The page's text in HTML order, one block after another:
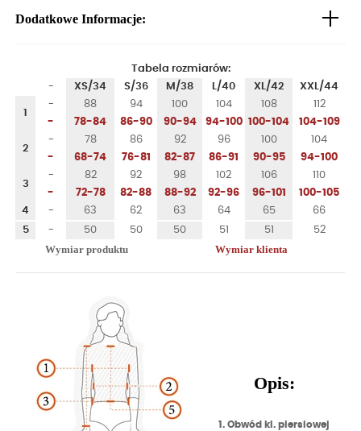
Dodatkowe Informacje:
Tabela rozmiarów:
-
XS/34 S/36 M/38 L/40 XL/42 XXL/44
- 88 94 100 104 108
112
-
78-84 86-90 90-94 94-100 100-104 104-109
2
- 78 86 92 96 100
104
-
68-74 76-81 82-87 86-91 90-95 94-100
3
- 82 92 98 102 106
110
-
72-78 82-88 88-92 92-96 96-101
100-105
4
- 63 62 63 64 65
66
5
- 50 50 50 51 51 52
Wymiar produktu Wymiar klienta
Opis:
1. Obwód kl. piersiowej